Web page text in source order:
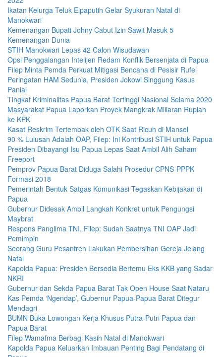
Ikatan Kelurga Teluk Elpaputih Gelar Syukuran Natal di
Manokwari
Kemenangan Bupati Johny Cabut Izin Sawit Masuk 5
Kemenangan Dunia
STIH Manokwari Lepas 42 Calon Wisudawan
Opsi Penggalangan Intelijen Redam Konflik Bersenjata di Papua
Filep Minta Pemda Perkuat Mitigasi Bencana di Pesisir Rufei
Peringatan HAM Sedunia, Presiden Jokowi Singgung Kasus
Paniai
Tingkat Kriminalitas Papua Barat Tertinggi Nasional Selama 2020
Masyarakat Papua Laporkan Proyek Mangkrak Miliaran Rupiah
ke KPK
Kasat Reskrim Tertembak oleh OTK Saat Ricuh di Mansel
90 % Lulusan Adalah OAP, Filep: Ini Kontribusi STIH untuk Papua
Presiden Dibayangi Isu Papua Lepas Saat Ambil Alih Saham
Freeport
Pemprov Papua Barat Diduga Salahi Prosedur CPNS-PPPK
Formasi 2018
Pemerintah Bentuk Satgas Komunikasi Tegaskan Kebijakan di
Papua
Gubernur Didesak Ambil Langkah Konkret untuk Pengungsi
Maybrat
Respons Panglima TNI, Filep: Sudah Saatnya TNI OAP Jadi
Pemimpin
Seorang Guru Pesantren Lakukan Pembersihan Gereja Jelang
Natal
Kapolda Papua: Presiden Bersedia Bertemu Eks KKB yang Sadar
NKRI
Gubernur dan Sekda Papua Barat Tak Open House Saat Nataru
Kas Pemda ‘Ngendap’, Gubernur Papua-Papua Barat Ditegur
Mendagri
BUMN Buka Lowongan Kerja Khusus Putra-Putri Papua dan
Papua Barat
Filep Wamafma Berbagi Kasih Natal di Manokwari
Kapolda Papua Keluarkan Imbauan Penting Bagi Pendatang di